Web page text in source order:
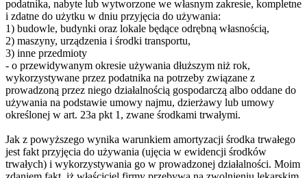
podatnika, nabyte lub wytworzone we własnym zakresie, kompletne
i zdatne do użytku w dniu przyjęcia do używania:
1) budowle, budynki oraz lokale będące odrębną własnością,
2) maszyny, urządzenia i środki transportu,
3) inne przedmioty
- o przewidywanym okresie używania dłuższym niż rok,
wykorzystywane przez podatnika na potrzeby związane z
prowadzoną przez niego działalnością gospodarczą albo oddane do
używania na podstawie umowy najmu, dzierżawy lub umowy
określonej w art. 23a pkt 1, zwane środkami trwałymi.
Jak z powyższego wynika warunkiem amortyzacji środka trwałego
jest fakt przyjęcia do używania (ujęcia w ewidencji środków
trwałych) i wykorzystywania go w prowadzonej działalności. Moim